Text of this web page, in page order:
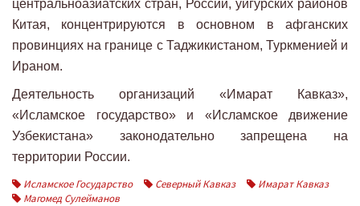
центральноазиатских стран, России, уйгурских районов
Китая, концентрируются в основном в афганских
провинциях на границе с Таджикистаном, Туркменией и
Ираном.
Деятельность организаций «Имарат Кавказ»,
«Исламское государство» и «Исламское движение
Узбекистана» законодательно запрещена на
территории России.
Исламское Государство
Северный Кавказ
Имарат Кавказ
Магомед Сулейманов